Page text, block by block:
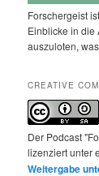
Forschergeist
Einblicke in die
auszuloten,
CREATIVE
Der Podcast
lizenziert unter
Weitergabe